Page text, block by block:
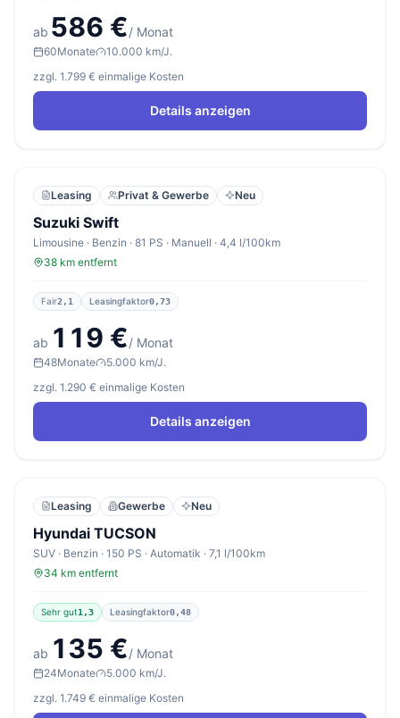
ab 586 €/ Monat
60Monate
10.000 km/J.
zzgl. 1.799 € einmalige Kosten
Details anzeigen
Leasing Privat & Gewerbe Neu
Suzuki Swift
Limousine · Benzin · 81 PS · Manuell · 4,4 l/100km
38 km entfernt
Fair2,1 Leasingfaktor0,73
ab 119 €/ Monat
48Monate
5.000 km/J.
zzgl. 1.290 € einmalige Kosten
Details anzeigen
Leasing Gewerbe Neu
Hyundai TUCSON
SUV · Benzin · 150 PS · Automatik · 7,1 l/100km
34 km entfernt
Sehr gut1,3 Leasingfaktor0,48
ab 135 €/ Monat
24Monate
5.000 km/J.
zzgl. 1.749 € einmalige Kosten